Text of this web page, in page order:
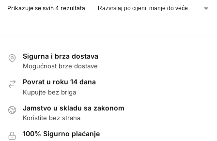
Prikazuje se svih 4 rezultata
Sigurna i brza dostava
Mogućnost brze dostave
Povrat u roku 14 dana
Kupujte bez briga
Jamstvo u skladu sa zakonom
Koristite bez straha
100% Sigurno plaćanje